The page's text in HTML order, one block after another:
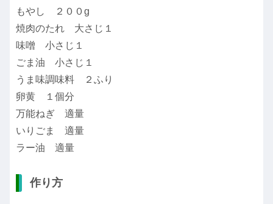
もやし ２００g
焼肉のたれ 大さじ１
味噌 小さじ１
ごま油 小さじ１
うま味調味料 ２ふり
卵黄 １個分
万能ねぎ 適量
いりごま 適量
ラー油 適量
作り方